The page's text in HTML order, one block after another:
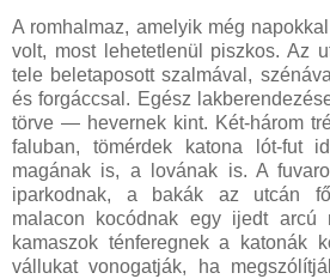
A romhalmaz, amelyik még
volt, most lehetetlenül piszkos. Az
tele beletaposott szalmával,
és forgáccsal. Egész
törve — hevernek kint. Két-három
faluban, tömérdek katona lót-fut
magának is, a lovának is. A
iparkodnak, a bakák az utcán
malacon kocódnak egy ijedt arcú
kamaszok ténferegnek a katonák
vállukat vonogatják, ha